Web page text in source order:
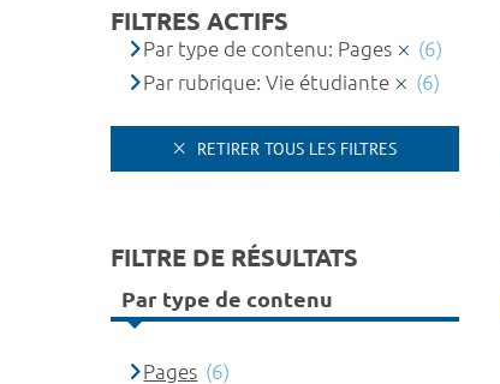
FILTRES ACTIFS
Par type de contenu: Pages
(6)
Par rubrique: Vie étudiante
(6)
RETIRER TOUS LES FILTRES
FILTRE DE RÉSULTATS
Par type de contenu
Pages (6)